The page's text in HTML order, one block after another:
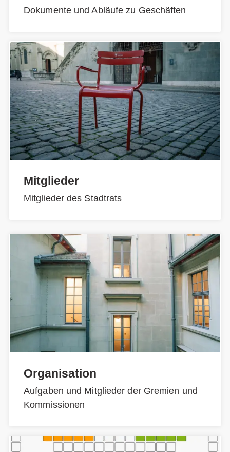
Dokumente und Abläufe zu Geschäften
Mitglieder
Mitglieder des Stadtrats
Organisation
Aufgaben und Mitglieder der Gremien und
Kommissionen